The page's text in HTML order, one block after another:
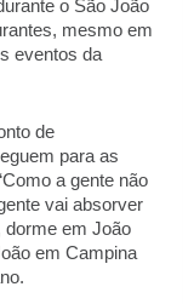
o São João
mesmo em
eventos da
de
para as
a gente não
vai absorver
dorme em João
em Campina